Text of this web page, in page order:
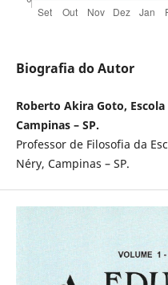
Biografia do Autor
Roberto Akira Goto, Escola
Campinas – SP.
Professor de Filosofia da
Néry, Campinas – SP.